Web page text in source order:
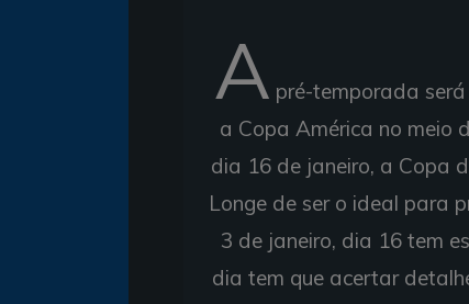
A pré-temporada
a Copa América no meio
dia 16 de janeiro, a Copa
Longe de ser o ideal para
3 de janeiro, dia 16 tem
dia tem que acertar